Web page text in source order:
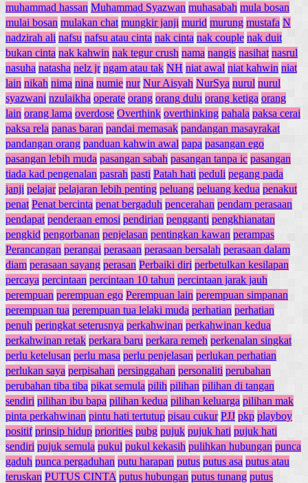
muhammad hassan Muhammad Syazwan muhasabah mula bosan
mulai bosan mulakan chat mungkir janji murid murung mustafa N
nadzirah ali nafsu nafsu atau cinta nak cinta nak couple nak duit
bukan cinta nak kahwin nak tegur crush nama nangis nasihat nasrul
nasuha natasha nelz jr ngam atau tak NH niat awal niat kahwin niat
lain nikah nima nina numie nur Nur Aisyah NurSya nurul nurul
syazwani nzulaikha operate orang orang dulu orang ketiga orang
lain orang lama overdose Overthink overthinking pahala paksa cerai
paksa rela panas baran pandai memasak pandangan masayrakat
pandangan orang panduan kahwin awal papa pasangan ego
pasangan lebih muda pasangan sabah pasangan tanpa ic pasangan
tiada kad pengenalan pasrah pasti Patah hati peduli pegang pada
janji pelajar pelajaran lebih penting peluang peluang kedua penakut
penat Penat bercinta penat bergaduh pencerahan pendam perasaan
pendapat penderaan emosi pendirian pengganti pengkhianatan
pengkid pengorbanan penjelasan pentingkan kawan perampas
Perancangan perangai perasaan perasaan bersalah perasaan dalam
diam perasaan sayang perasan Perbaiki diri perbetulkan kesilapan
percaya percintaan percintaan 10 tahun percintaan jarak jauh
perempuan perempuan ego Perempuan lain perempuan simpanan
perempuan tua perempuan tua lelaki muda perhatian perhatian
penuh peringkat seterusnya perkahwinan perkahwinan kedua
perkahwinan retak perkara baru perkara remeh perkenalan singkat
perlu ketelusan perlu masa perlu penjelasan perlukan perhatian
perlukan saya perpisahan persinggahan personaliti perubahan
perubahan tiba tiba pikat semula pilih pilihan pilihan di tangan
sendiri pilihan ibu bapa pilihan kedua pilihan keluarga pilihan mak
pinta perkahwinan pintu hati tertutup pisau cukur PJJ pkp playboy
positif prinsip hidup priorities pubg pujuk pujuk hati pujuk hati
sendiri pujuk semula pukul pukul kekasih pulihkan hubungan punca
gaduh punca pergaduhan putu harapan putus putus asa putus atau
teruskan PUTUS CINTA putus hubungan putus tunang putus